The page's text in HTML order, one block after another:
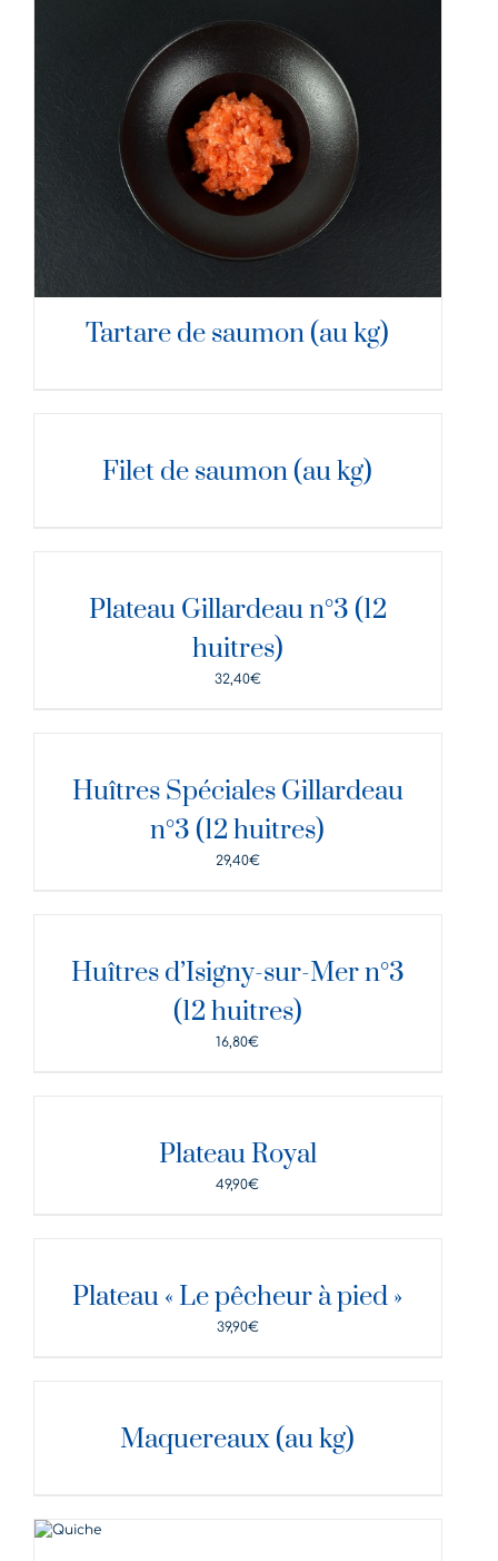
DÉTAILS
Tartare de saumon (au kg)
Filet de saumon (au kg)
Plateau Gillardeau n°3 (12
huitres)
32,40€
Huîtres Spéciales Gillardeau
n°3 (12 huitres)
29,40€
Huîtres d’Isigny-sur-Mer n°3
(12 huitres)
16,80€
Plateau Royal
49,90€
Plateau « Le pêcheur à pied »
39,90€
Maquereaux (au kg)
DÉTAILS